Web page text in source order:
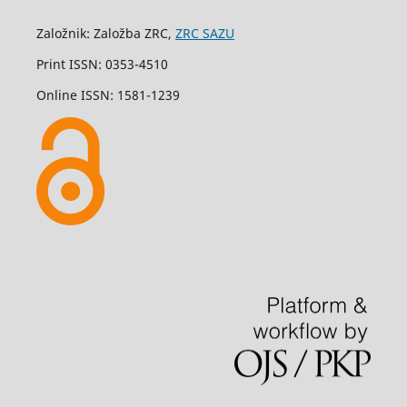
Založnik: Založba ZRC, ZRC SAZU
Print ISSN: 0353-4510
Online ISSN: 1581-1239